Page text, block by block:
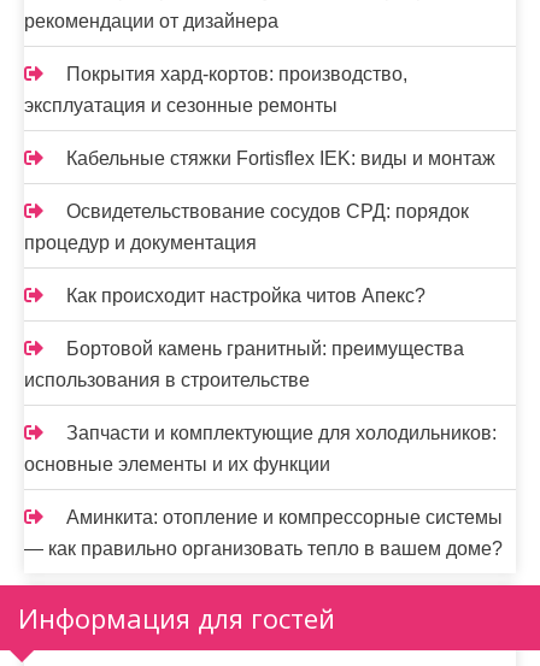
рекомендации от дизайнера
Покрытия хард-кортов: производство,
эксплуатация и сезонные ремонты
Кабельные стяжки Fortisflex IEK: виды и монтаж
Освидетельствование сосудов СРД: порядок
процедур и документация
Как происходит настройка читов Апекс?
Бортовой камень гранитный: преимущества
использования в строительстве
Запчасти и комплектующие для холодильников:
основные элементы и их функции
Аминкита: отопление и компрессорные системы
— как правильно организовать тепло в вашем доме?
Информация для гостей